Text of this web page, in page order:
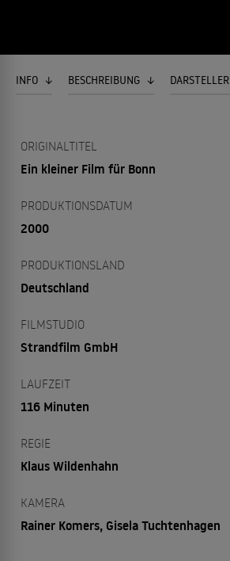
INFO BESCHREIBUNG DARSTELLER
ORIGINALTITEL
Ein kleiner Film für Bonn
PRODUKTIONSDATUM
2000
PRODUKTIONSLAND
Deutschland
FILMSTUDIO
Strandfilm GmbH
LAUFZEIT
116 Minuten
REGIE
Klaus Wildenhahn
KAMERA
Rainer Komers, Gisela Tuchtenhagen